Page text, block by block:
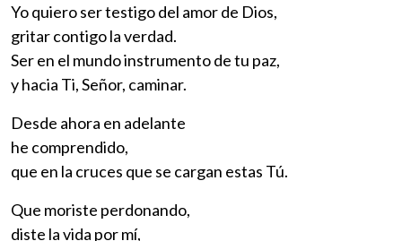
Yo quiero ser testigo del amor de Dios,
gritar contigo la verdad.
Ser en el mundo instrumento de tu paz,
y hacia Ti, Señor, caminar.
Desde ahora en adelante
he comprendido,
que en la cruces que se cargan estas Tú.
Que moriste perdonando,
diste la vida por mí,